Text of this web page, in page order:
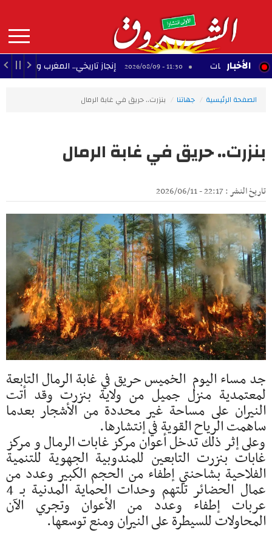
contenu
principal
MAIN
NAVIGATION الأخبار 11:30 - 2026/08/09 إنجاز تاريخي.. المغرب والجزائر يحققان 3 مكاسب كبرى في كأس إفريقيا للسيدات
الصفحة الرئيسية جهاتنا بنزرت.. حريق في غابة الرمال
بنزرت.. حريق في غابة الرمال
تاريخ النشر : 22:17 - 2026/06/11
جد مساء اليوم الخميس حريق في غابة الرمال التابعة
لمعتمدية منزل جميل من ولاية بنزرت وقد أتت
النيران على مساحة غير محددة من الأشجار بعدما
ساهمت الرياح القوية في إنتشارها.
وعلى إثر ذلك تدخل أعوان مركز غابات الرمال و مركز
غابات بنزرت التابعين للمندوبية الجهوية للتنمية
الفلاحية بشاحنتي إطفاء من الحجم الكبير وعدد من
عمال الحضائر تلتهم وحدات الحماية المدنية بـ 4
عربات إطفاء وعدد من الأعوان وتجري الآن
المحاولات للسيطرة على النيران ومنع توسعها.